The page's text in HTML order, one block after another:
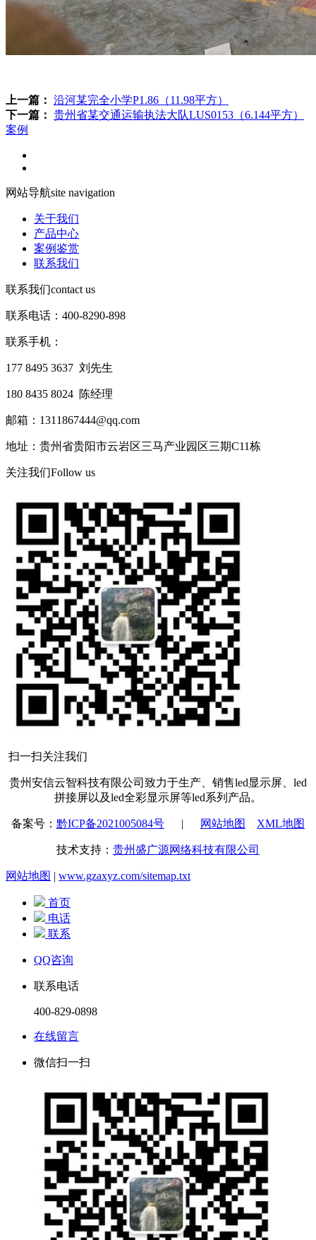
上一篇： 沿河某完全小学P1.86（11.98平方）
下一篇： 贵州省某交通运输执法大队LUS0153（6.144平方）
案例
网站导航site navigation
关于我们
产品中心
案例鉴赏
联系我们
联系我们contact us
联系电话：400-8290-898
联系手机：
177 8495 3637 刘先生
180 8435 8024 陈经理
邮箱：1311867444@qq.com
地址：贵州省贵阳市云岩区三马产业园区三期C11栋
关注我们Follow us
扫一扫关注我们
贵州安信云智科技有限公司致力于生产、销售led显示屏、led
拼接屏以及led全彩显示屏等led系列产品。
备案号： 黔ICP备2021005084号 | 网站地图 XML地图
技术支持： 贵州盛广源网络科技有限公司
网站地图 | www.gzaxyz.com/sitemap.txt
首页
电话
联系
QQ咨询
联系电话
400-829-0898
在线留言
微信扫一扫